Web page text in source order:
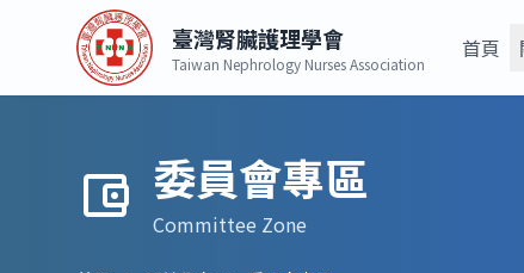
臺灣腎臟護理學會
Taiwan Nephrology Nurses Association
首頁
account_balance_wallet 委員會專區
Committee Zone